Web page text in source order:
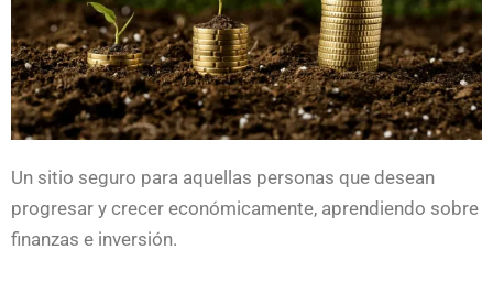
Un sitio seguro para aquellas personas que desean
progresar y crecer económicamente, aprendiendo sobre
finanzas e inversión.